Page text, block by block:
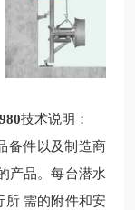
技术说明：
备件以及制造商
产品。每台潜水
所 需的附件和安